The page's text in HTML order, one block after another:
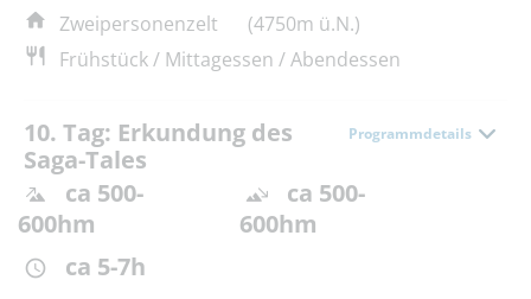
Zweipersonenzelt
(4750m ü.N.)
Frühstück / Mittagessen / Abendessen
10. Tag: Erkundung des
Saga-Tales
Programmdetails
ca 500-
600hm
ca 500-
600hm
ca 5-7h